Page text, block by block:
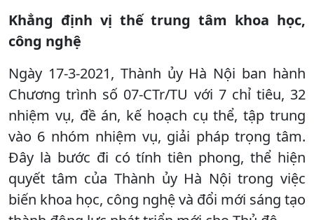
Khẳng định vị thế trung tâm khoa học,
công nghệ
Ngày 17-3-2021, Thành ủy Hà Nội ban hành
Chương trình số 07-CTr/TU với 7 chỉ tiêu, 32
nhiệm vụ, đề án, kế hoạch cụ thể, tập trung
vào 6 nhóm nhiệm vụ, giải pháp trọng tâm.
Đây là bước đi có tính tiên phong, thể hiện
quyết tâm của Thành ủy Hà Nội trong việc
biến khoa học, công nghệ và đổi mới sáng tạo